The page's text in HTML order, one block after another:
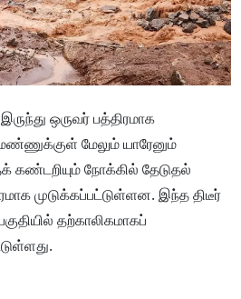
ஒருவர் பத்திரமாக
மேலும் யாரேனும்
கண்டறியும் நோக்கில் தேடுதல்
முடுக்கப்பட்டுள்ளன. இந்த திடீர்
தற்காலிகமாகப்